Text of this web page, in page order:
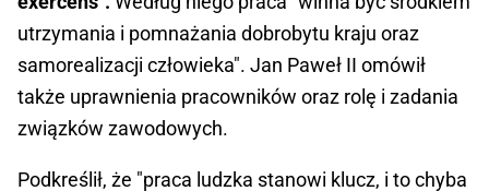
utrzymania i pomnażania dobrobytu kraju oraz
samorealizacji człowieka". Jan Paweł II omówił
także uprawnienia pracowników oraz rolę i zadania
związków zawodowych.
Podkreślił, że "praca ludzka stanowi klucz, i to chyba